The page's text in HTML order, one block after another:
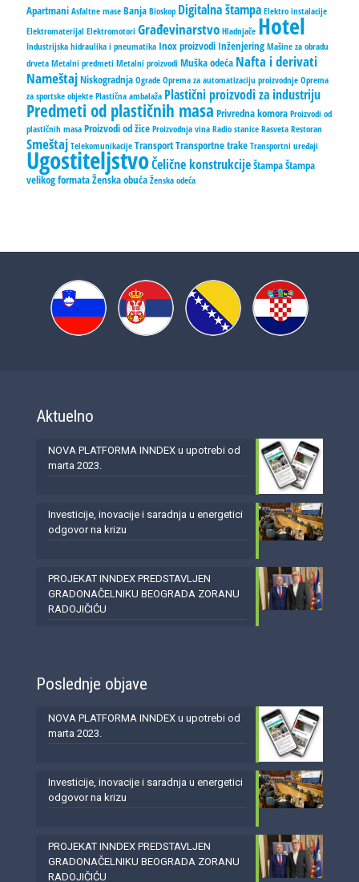
Apartmani Asfaltne mase Banja Bioskop Digitalna štampa Elektro instalacije
Elektromaterijal Elektromotori Građevinarstvo Hladnjače Hotel
Industrijska hidraulika i pneumatika Inox proizvodi Inženjering Mašine za obradu
drveta Metalni predmeti Metalni proizvodi Muška odeća Nafta i derivati
NameštajNiskogradnja Ograde Oprema za automatizaciju proizvodnje Oprema
za sportske objekte Plastična ambalaža Plastični proizvodi za industriju
Predmeti od plastičnih masa Privredna komora Proizvodi od
plastičnih masa Proizvodi od žice Proizvodnja vina Radio stanice Rasveta Restoran
Smeštaj Telekomunikacije TransportTransportne trake Transportni uređaji
UgostiteljstvoČelične konstrukcijeŠtampaŠtampa
velikog formataŽenska obuća Ženska odeća
Aktuelno
NOVA PLATFORMA INNDEX u upotrebi od
marta 2023.
Investicije, inovacije i saradnja u energetici
odgovor na krizu
PROJEKAT INNDEX PREDSTAVLJEN
GRADONAČELNIKU BEOGRADA ZORANU
RADOJIČIĆU
Poslednje objave
NOVA PLATFORMA INNDEX u upotrebi od
marta 2023.
Investicije, inovacije i saradnja u energetici
odgovor na krizu
PROJEKAT INNDEX PREDSTAVLJEN
GRADONAČELNIKU BEOGRADA ZORANU
RADOJIČIĆU